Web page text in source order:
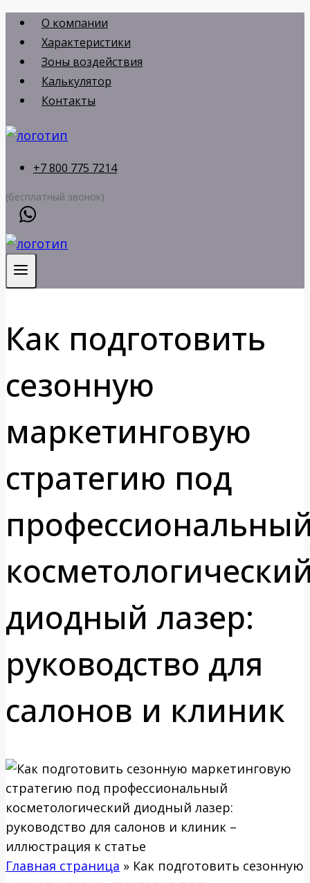
Перейти
содержимому
О компании
Характеристики
Зоны воздействия
Калькулятор
Контакты
+7 800 775 7214
(бесплатный звонок)
Как подготовить
сезонную
маркетинговую
стратегию под
диодный лазер:
руководство для
салонов и клиник
Главная страница » Как подготовить сезонную